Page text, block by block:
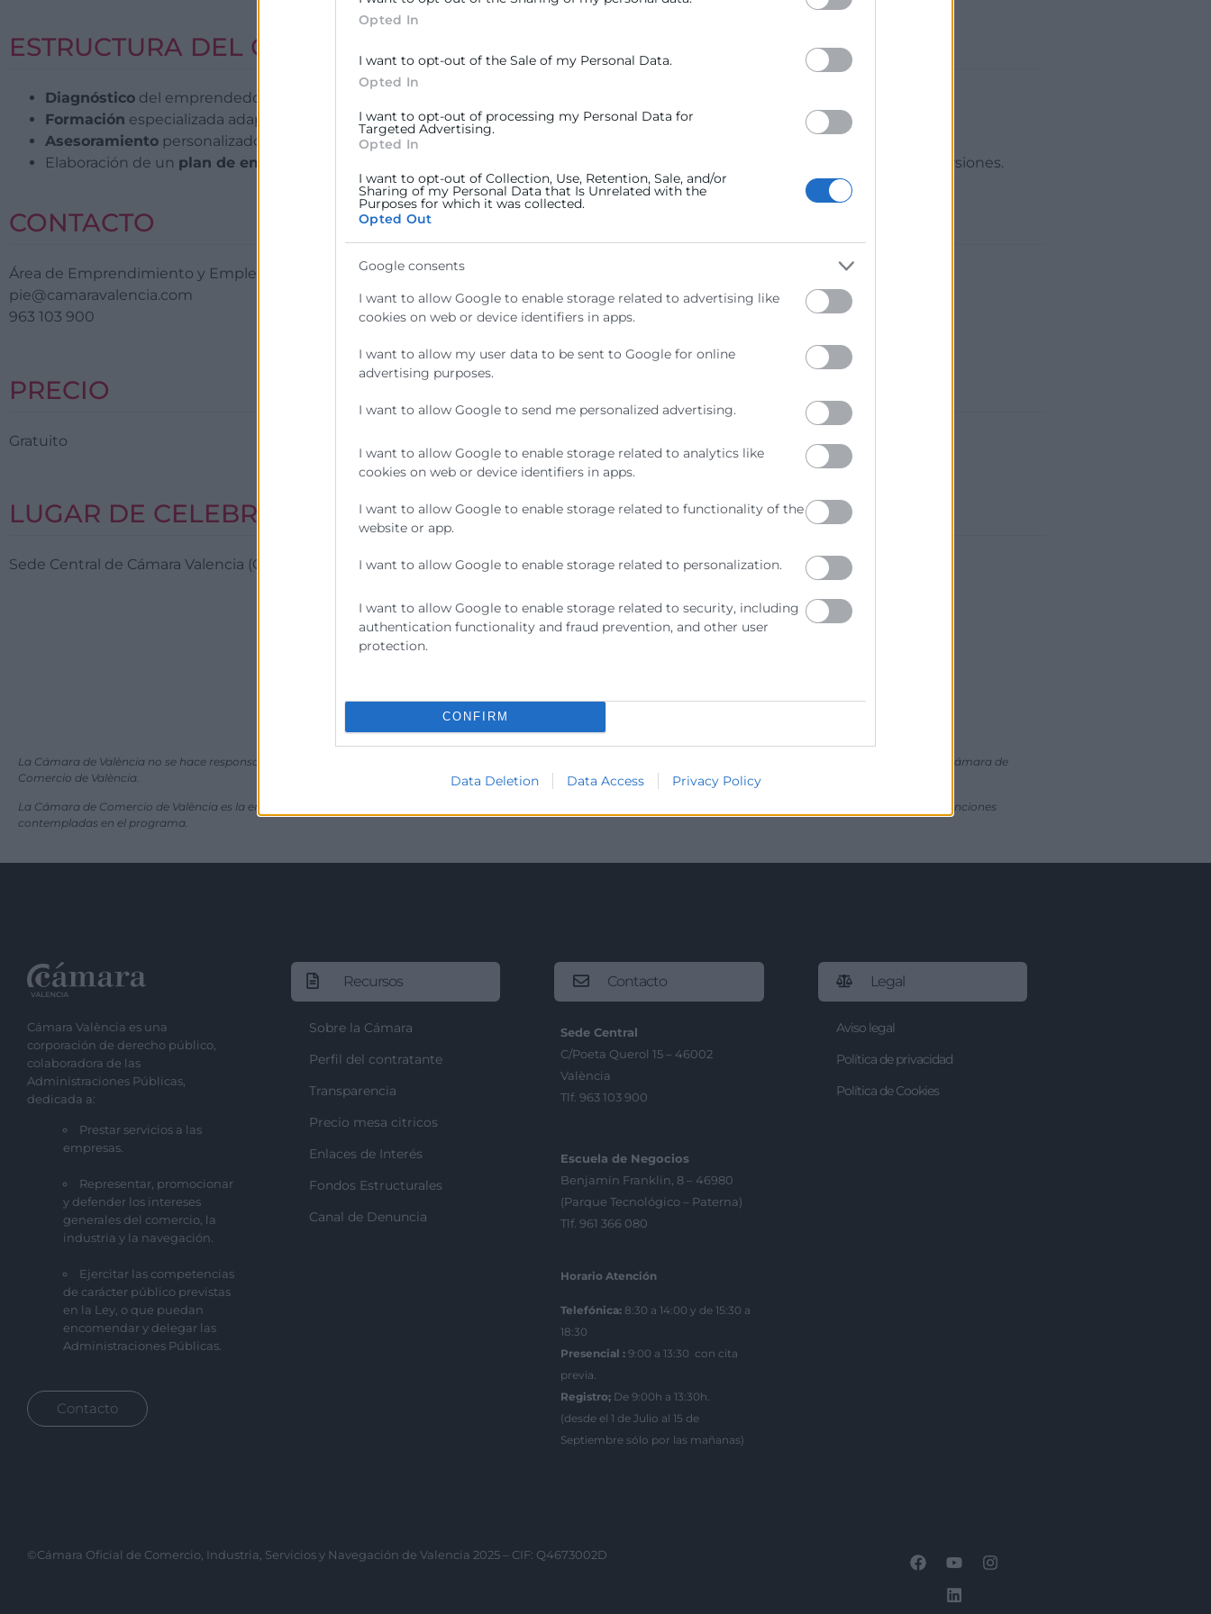
Opted In
I want to opt-out of the Sale of my Personal Data.
Opted In
I want to opt-out of processing my Personal Data for
Targeted Advertising.
Opted In
I want to opt-out of Collection, Use, Retention, Sale, and/or
Sharing of my Personal Data that Is Unrelated with the
Purposes for which it was collected.
Opted Out
Google consents
I want to allow Google to enable storage related to advertising like
cookies on web or device identifiers in apps.
I want to allow my user data to be sent to Google for online
advertising purposes.
I want to allow Google to send me personalized advertising.
I want to allow Google to enable storage related to analytics like
cookies on web or device identifiers in apps.
I want to allow Google to enable storage related to functionality of the
website or app.
I want to allow Google to enable storage related to personalization.
I want to allow Google to enable storage related to security, including
authentication functionality and fraud prevention, and other user
protection.
CONFIRM
Data Deletion Data Access Privacy Policy
ESTRUCTURA DEL CURSO
Diagnóstico del emprendedor en el que se detecten las necesidades formativas.
Formación especializada adaptada a las necesidades del entorno económico
Asesoramiento personalizado, a través de mentores y técnicos expertos.
Elaboración de un plan de empresa , que permita evaluar la vialidad, escalar el modelo y facilitar el acceso a financiación o inversiones.
CONTACTO
Área de Emprendimiento y Empleo – Punto de Información Empresarial
pie@camaravalencia.com
963 103 900
PRECIO
Gratuito
LUGAR DE CELEBRACIÓN
Sede Central de Cámara Valencia (C/ Poeta Querol, 15, 46002 Valencia)
La Cámara de València no se hace responsable de las informaciones que los solicitantes hayan podido recibir por vías distintas a esta convocatoria oficial o a través de la Cámara de
Comercio de València.
La Cámara de Comercio de València es la entidad convocante de las ayudas de la presente convocatoria y no colabora con empresas externas para la gestión de las subvenciones
contempladas en el programa.
Cámara València es una
corporación de derecho público,
colaboradora de las
Administraciones Públicas,
dedicada a:
Prestar servicios a las
empresas.
Representar, promocionar
y defender los intereses
generales del comercio, la
industria y la navegación.
Ejercitar las competencias
de carácter público previstas
en la Ley, o que puedan
encomendar y delegar las
Administraciones Públicas.
Contacto
Recursos
Sobre la Cámara
Perfil del contratante
Transparencia
Precio mesa citricos
Enlaces de Interés
Fondos Estructurales
Canal de Denuncia
Contacto
Sede Central
C/Poeta Querol 15 – 46002
València
Tlf. 963 103 900
Escuela de Negocios
Benjamín Franklin, 8 – 46980
(Parque Tecnológico – Paterna)
Tlf. 961 366 080
Horario Atención
Telefónica: 8:30 a 14:00 y de 15:30 a
18:30
Presencial : 9:00 a 13:30 con cita
previa.
Registro; De 9:00h a 13:30h.
(desde el 1 de Julio al 15 de
Septiembre sólo por las mañanas)
Legal
Aviso legal
Política de privacidad
Política de Cookies
©Cámara Oficial de Comercio, Industria, Servicios y Navegación de Valencia 2025 – CIF: Q4673002D